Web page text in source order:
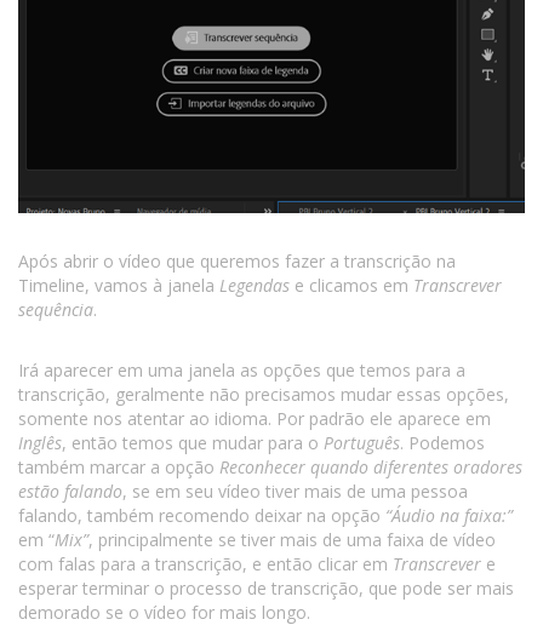
Após abrir o vídeo que queremos fazer a transcrição na
Timeline, vamos à janela Legendas e clicamos em Transcrever
sequência.
Irá aparecer em uma janela as opções que temos para a
transcrição, geralmente não precisamos mudar essas opções,
somente nos atentar ao idioma. Por padrão ele aparece em
Inglês, então temos que mudar para o Português. Podemos
também marcar a opção Reconhecer quando diferentes oradores
estão falando, se em seu vídeo tiver mais de uma pessoa
falando, também recomendo deixar na opção “Áudio na faixa:”
em “Mix”, principalmente se tiver mais de uma faixa de vídeo
com falas para a transcrição, e então clicar em Transcrever e
esperar terminar o processo de transcrição, que pode ser mais
demorado se o vídeo for mais longo.